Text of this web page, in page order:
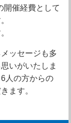
開催経費として
ッセージも多
いがいたしま
人の方からの
ます。